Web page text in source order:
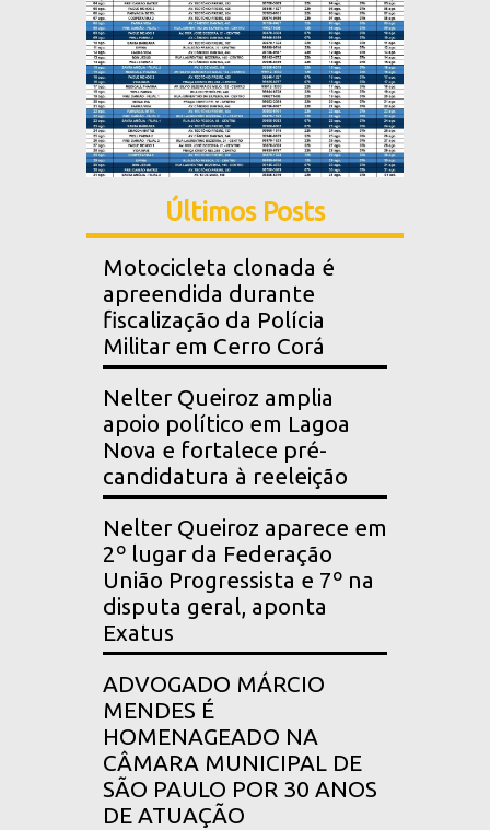
Últimos Posts
Motocicleta clonada é
apreendida durante
fiscalização da Polícia
Militar em Cerro Corá
Nelter Queiroz amplia
apoio político em Lagoa
Nova e fortalece pré-
candidatura à reeleição
Nelter Queiroz aparece em
2º lugar da Federação
União Progressista e 7º na
disputa geral, aponta
Exatus
ADVOGADO MÁRCIO
MENDES É
HOMENAGEADO NA
CÂMARA MUNICIPAL DE
SÃO PAULO POR 30 ANOS
DE ATUAÇÃO